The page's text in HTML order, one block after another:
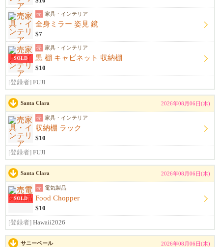
売 家具・インテリア
全身ミラー 姿見 鏡
$7
SOLD
売 家具・インテリア
黒 棚 キャビネット 収納棚
$10
[登録者] FUJI
Santa Clara 2026年08月06日(木)
売 家具・インテリア
収納棚 ラック
$10
[登録者] FUJI
Santa Clara 2026年08月06日(木)
SOLD
売 電気製品
Food Chopper
$10
[登録者] Hawaii2026
サニーベール 2026年08月06日(木)